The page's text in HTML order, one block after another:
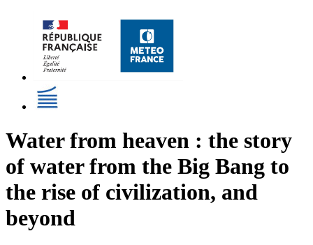
Water from heaven : the story
of water from the Big Bang to
the rise of civilization, and
beyond